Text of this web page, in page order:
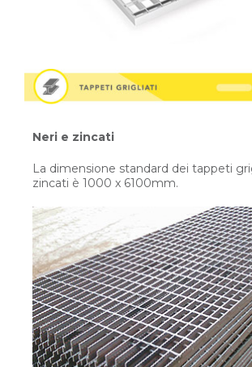
Neri e zincati
La dimensione standard dei tappeti
zincati è 1000 x 6100mm.